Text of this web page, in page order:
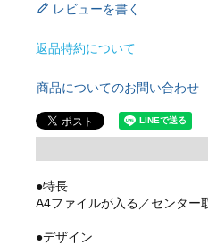
レビューを書く
返品特約について
商品についてのお問い合わせ
●特長
A4ファイルが入る／センター
●デザイン